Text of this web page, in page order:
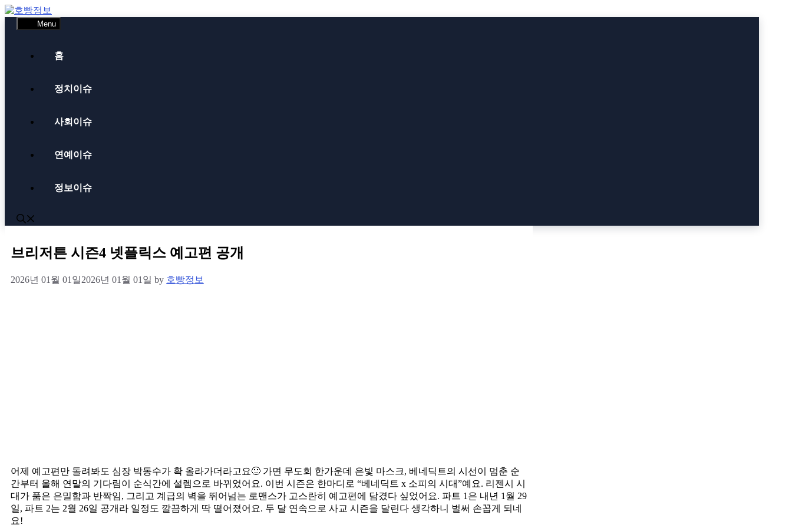
Skip
to
content
Menu
홈
정치이슈
사회이슈
연예이슈
정보이슈
브리저튼 시즌4 넷플릭스 예고편 공개
2026년 01월 01일2026년 01월 01일 by 호빵정보
어제 예고편만 돌려봐도 심장 박동수가 확 올라가더라고요🙂 가면 무도회 한가운데 은빛 마스크, 베네딕트의 시선이 멈춘 순
간부터 올해 연말의 기다림이 순식간에 설렘으로 바뀌었어요. 이번 시즌은 한마디로 “베네딕트 x 소피의 시대”예요. 리젠시 시
대가 품은 은밀함과 반짝임, 그리고 계급의 벽을 뛰어넘는 로맨스가 고스란히 예고편에 담겼다 싶었어요. 파트 1은 내년 1월 29
일, 파트 2는 2월 26일 공개라 일정도 깔끔하게 딱 떨어졌어요. 두 달 연속으로 사교 시즌을 달린다 생각하니 벌써 손꼽게 되네
요!